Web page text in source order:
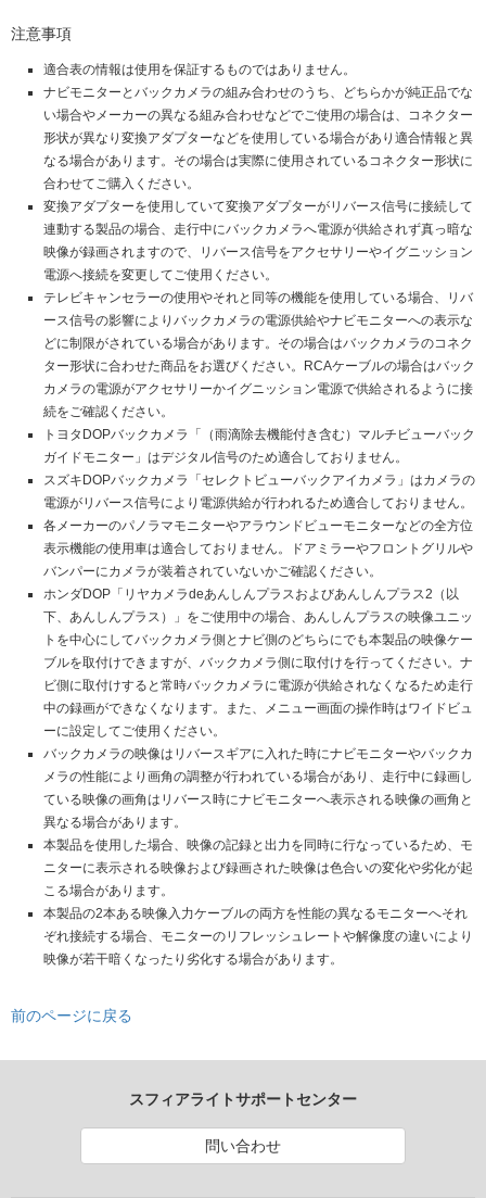
注意事項
適合表の情報は使用を保証するものではありません。
ナビモニターとバックカメラの組み合わせのうち、どちらかが純正品でな
い場合やメーカーの異なる組み合わせなどでご使用の場合は、コネクター
形状が異なり変換アダプターなどを使用している場合があり適合情報と異
なる場合があります。その場合は実際に使用されているコネクター形状に
合わせてご購入ください。
変換アダプターを使用していて変換アダプターがリバース信号に接続して
連動する製品の場合、走行中にバックカメラへ電源が供給されず真っ暗な
映像が録画されますので、リバース信号をアクセサリーやイグニッション
電源へ接続を変更してご使用ください。
テレビキャンセラーの使用やそれと同等の機能を使用している場合、リバ
ース信号の影響によりバックカメラの電源供給やナビモニターへの表示な
どに制限がされている場合があります。その場合はバックカメラのコネク
ター形状に合わせた商品をお選びください。RCAケーブルの場合はバック
カメラの電源がアクセサリーかイグニッション電源で供給されるように接
続をご確認ください。
トヨタDOPバックカメラ「（雨滴除去機能付き含む）マルチビューバック
ガイドモニター」はデジタル信号のため適合しておりません。
スズキDOPバックカメラ「セレクトビューバックアイカメラ」はカメラの
電源がリバース信号により電源供給が行われるため適合しておりません。
各メーカーのパノラマモニターやアラウンドビューモニターなどの全方位
表示機能の使用車は適合しておりません。ドアミラーやフロントグリルや
バンパーにカメラが装着されていないかご確認ください。
ホンダDOP「リヤカメラdeあんしんプラスおよびあんしんプラス2（以
下、あんしんプラス）」をご使用中の場合、あんしんプラスの映像ユニッ
トを中心にしてバックカメラ側とナビ側のどちらにでも本製品の映像ケー
ブルを取付けできますが、バックカメラ側に取付けを行ってください。ナ
ビ側に取付けすると常時バックカメラに電源が供給されなくなるため走行
中の録画ができなくなります。また、メニュー画面の操作時はワイドビュ
ーに設定してご使用ください。
バックカメラの映像はリバースギアに入れた時にナビモニターやバックカ
メラの性能により画角の調整が行われている場合があり、走行中に録画し
ている映像の画角はリバース時にナビモニターへ表示される映像の画角と
異なる場合があります。
本製品を使用した場合、映像の記録と出力を同時に行なっているため、モ
ニターに表示される映像および録画された映像は色合いの変化や劣化が起
こる場合があります。
本製品の2本ある映像入力ケーブルの両方を性能の異なるモニターへそれ
ぞれ接続する場合、モニターのリフレッシュレートや解像度の違いにより
映像が若干暗くなったり劣化する場合があります。
前のページに戻る
スフィアライトサポートセンター
問い合わせ